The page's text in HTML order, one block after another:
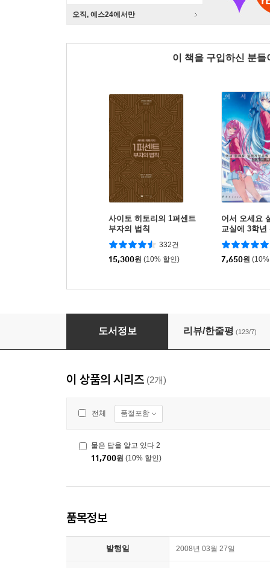
오직, 예스24에서만
이 책을 구입하신 분
사이토 히토리의 1퍼센트
부자의 법칙
332건
15,300원 (10% 할인)
어서 오세요
교실에 3학년
7,650원
물은 답을 알고 있다
도서정보 리뷰/한줄평 (123/7)
이 상품의 시리즈 (2개)
전체 품절포함
물은 답을 알고 있다 2
11,700원 (10% 할인)
품목정보
발행일 2008년 03월 27일